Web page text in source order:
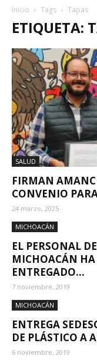
Inicio Tags Tapas
ETIQUETA:
SALUD
FIRMAN AMANC
CONVENIO
24 marzo, 2025
MICHOACÁN
EL PERSONAL
MICHOACÁN HA
ENTREGADO...
7 noviembre, 2019
MICHOACÁN
ENTREGA
DE PLÁSTICO A
6 noviembre, 2019